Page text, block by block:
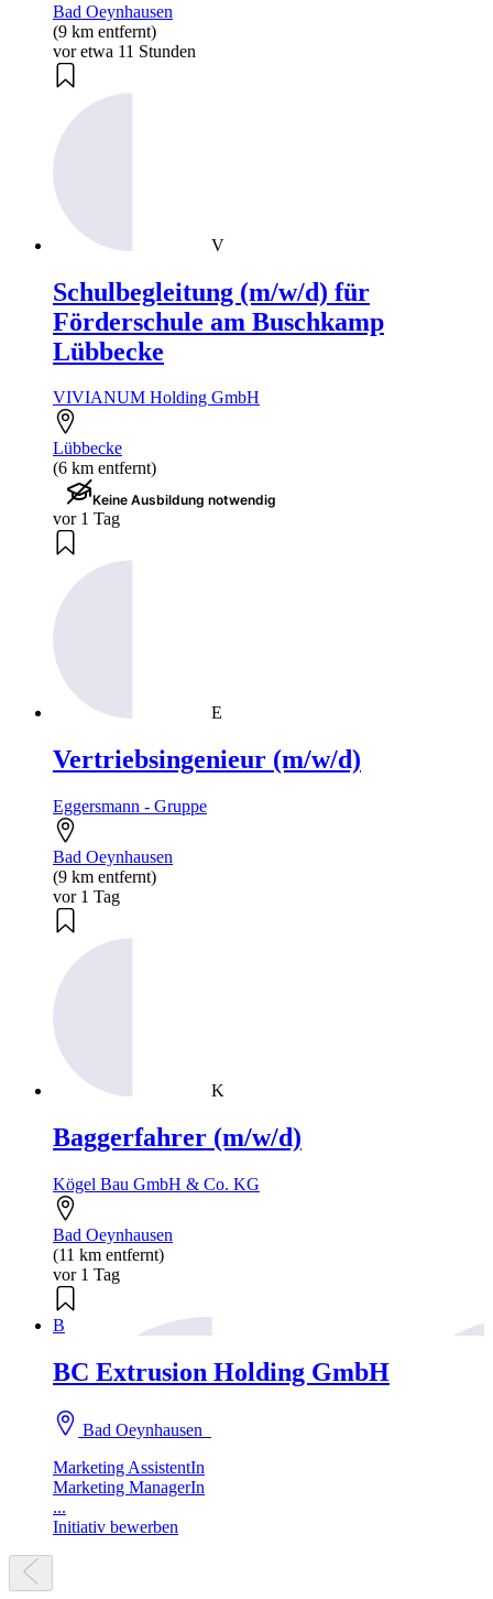
Bad Oeynhausen
(9 km entfernt)
vor etwa 11 Stunden
V
Schulbegleitung (m/w/d) für
Förderschule am Buschkamp
Lübbecke
VIVIANUM Holding GmbH
Lübbecke
(6 km entfernt)
Keine Ausbildung notwendig
vor 1 Tag
E
Vertriebsingenieur (m/w/d)
Eggersmann - Gruppe
Bad Oeynhausen
(9 km entfernt)
vor 1 Tag
K
Baggerfahrer (m/w/d)
Kögel Bau GmbH & Co. KG
Bad Oeynhausen
(11 km entfernt)
vor 1 Tag
B
BC Extrusion Holding GmbH
Bad Oeynhausen
Marketing AssistentIn
Marketing ManagerIn
...
Initiativ bewerben